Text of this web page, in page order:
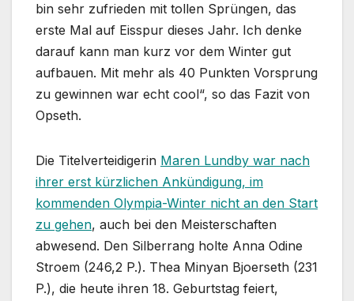
bin sehr zufrieden mit tollen Sprüngen, das
erste Mal auf Eisspur dieses Jahr. Ich denke
darauf kann man kurz vor dem Winter gut
aufbauen. Mit mehr als 40 Punkten Vorsprung
zu gewinnen war echt cool“, so das Fazit von
Opseth.
Die Titelverteidigerin Maren Lundby war nach
ihrer erst kürzlichen Ankündigung, im
kommenden Olympia-Winter nicht an den Start
zu gehen, auch bei den Meisterschaften
abwesend. Den Silberrang holte Anna Odine
Stroem (246,2 P.). Thea Minyan Bjoerseth (231
P.), die heute ihren 18. Geburtstag feiert,